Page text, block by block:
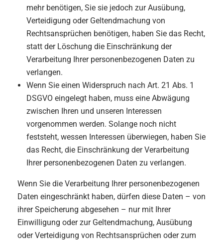
mehr benötigen, Sie sie jedoch zur Ausübung,
Verteidigung oder Geltendmachung von
Rechtsansprüchen benötigen, haben Sie das Recht,
statt der Löschung die Einschränkung der
Verarbeitung Ihrer personenbezogenen Daten zu
verlangen.
Wenn Sie einen Widerspruch nach Art. 21 Abs. 1
DSGVO eingelegt haben, muss eine Abwägung
zwischen Ihren und unseren Interessen
vorgenommen werden. Solange noch nicht
feststeht, wessen Interessen überwiegen, haben Sie
das Recht, die Einschränkung der Verarbeitung
Ihrer personenbezogenen Daten zu verlangen.
Wenn Sie die Verarbeitung Ihrer personenbezogenen
Daten eingeschränkt haben, dürfen diese Daten – von
ihrer Speicherung abgesehen – nur mit Ihrer
Einwilligung oder zur Geltendmachung, Ausübung
oder Verteidigung von Rechtsansprüchen oder zum